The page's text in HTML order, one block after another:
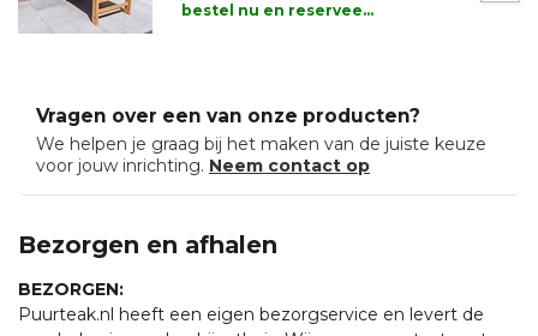
bestel nu en reserveer
Vragen over een van onze producten?
We helpen je graag bij het maken van de juiste keuze
voor jouw inrichting. Neem contact op
Bezorgen en afhalen
BEZORGEN:
Puurteak.nl heeft een eigen bezorgservice en levert de